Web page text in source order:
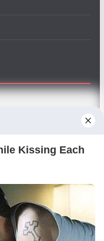
тек со најновите